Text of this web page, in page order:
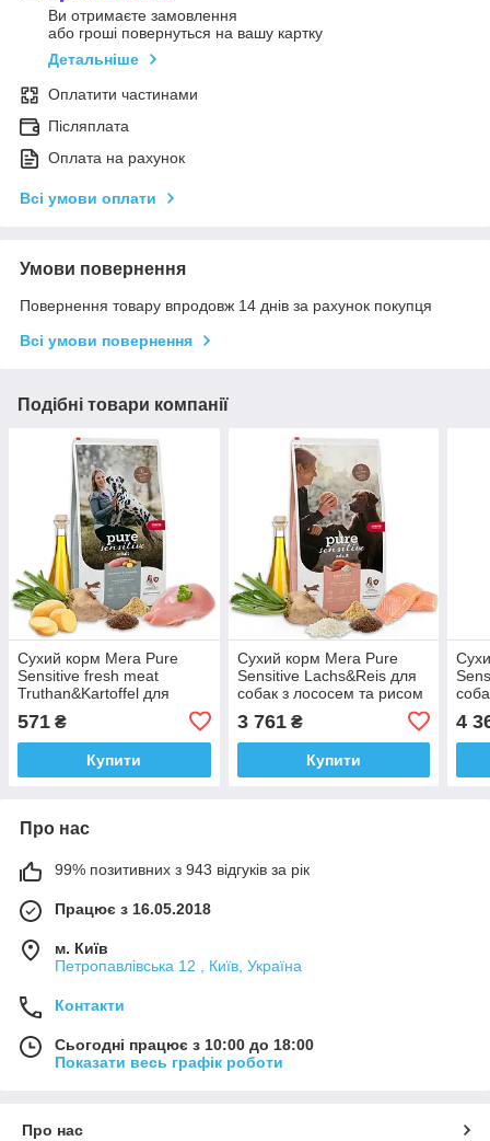
Ви отримаєте замовлення
або гроші повернуться на вашу картку
Детальніше
Оплатити частинами
Післяплата
Оплата на рахунок
Всі умови оплати
Умови повернення
Повернення товару впродовж 14 днів за рахунок покупця
Всі умови повернення
Подібні товари компанії
Сухий корм Mera Pure
Sensitive fresh meat
Truthan&Kartoffel для
картоплі 1
571 ₴
Купити
Сухий корм Mera Pure
Sensitive Lachs&Reis для
собак з лососем та рисом
3 761₴
Купити
4
Про нас
99% позитивних з 943 відгуків за рік
Працює з 16.05.2018
м. Київ
Петропавлівська 12 , Київ, Україна
Контакти
Сьогодні працює з 10:00 до 18:00
Показати весь графік роботи
Про нас